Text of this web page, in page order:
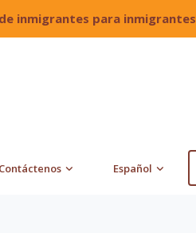
inmigrantes para inmigrantes
Contáctenos Español